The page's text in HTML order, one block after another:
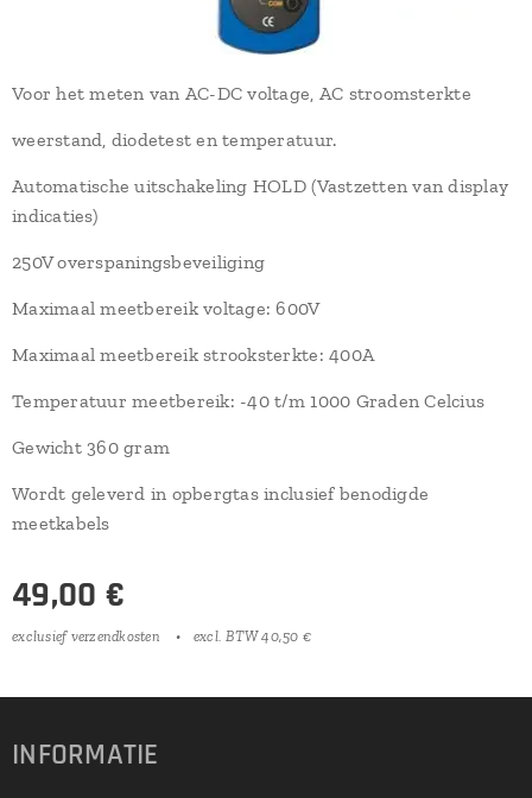
Voor het meten van AC-DC voltage, AC stroomsterkte
weerstand, diodetest en temperatuur.
Automatische uitschakeling HOLD (Vastzetten van display
indicaties)
250V overspaningsbeveiliging
Maximaal meetbereik voltage: 600V
Maximaal meetbereik strooksterkte: 400A
Temperatuur meetbereik: -40 t/m 1000 Graden Celcius
Gewicht 360 gram
Wordt geleverd in opbergtas inclusief benodigde
meetkabels
49,00 €
exclusief verzendkosten excl. BTW 40,50 €
INFORMATIE